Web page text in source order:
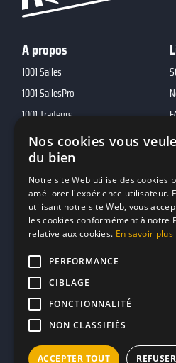
A propos
1001 Salles
1001 SallesPro
1001 Traiteurs
1001 DJ
10h01
MP2
Contacts
marketing@reserverunbar.fr
11 rue Maurice Grandcoing
94200 Ivry-sur-Seine
Nos cookies vous
du bien
Notre site Web utilise des cookies
améliorer l'expérience utilisateur.
utilisant notre site Web, vous
les cookies conformément à notre
relative aux cookies. En savoir plus
PERFORMANCE
CIBLAGE
FONCTIONNALITÉ
NON CLASSIFIÉS
ACCEPTER TOUT